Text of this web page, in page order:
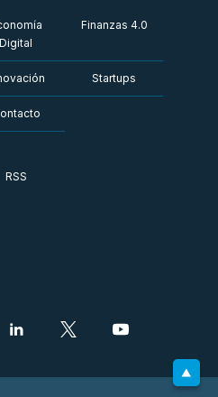
Digital
Finanzas 4.0
Startups
RSS